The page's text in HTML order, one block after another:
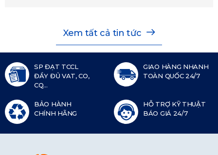
Xem tất cả tin tức
SP ĐẠT TCCL
ĐẦY ĐỦ VAT, CO,
CQ...
GIAO HÀNG NHANH
TOÀN QUỐC 24/7
BẢO HÀNH
CHÍNH HÃNG
HỖ TRỢ KỸ THUẬT
BÁO GIÁ 24/7